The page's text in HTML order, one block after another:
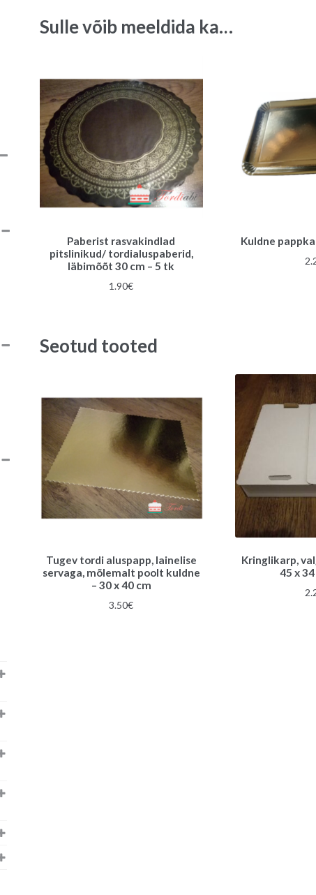
Sulle võib meeldida ka…
Paberist rasvakindlad
pitslinikud/ tordialuspaberid,
läbimõõt 30 cm – 5 tk
1.90€
Kuldne
Seotud tooted
Tugev tordi aluspapp, lainelise
servaga, mõlemalt poolt kuldne
– 30 x 40 cm
3.50€
Kringlikarp,
45 x